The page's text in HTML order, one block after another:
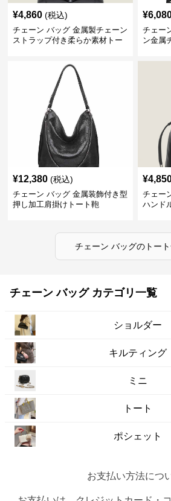
¥4,860 (税込)
チェーン バッグ 金属製チェーン
ストラップ付き柔らか素材トー
¥
チェー
ン金属
¥12,380 (税込)
チェーン バッグ 金属装飾付き型
押し加工肩掛けトート鞄
¥
チェー
ハンド
チェーン バッグのトート
チェーン バッグ カテゴリ一覧
ショルダー
キルティング
ミニ
トート
ポシェット
お支払い方法につ